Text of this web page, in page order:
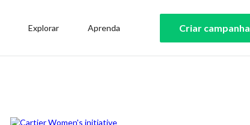
Explorar Aprenda Criar campanha